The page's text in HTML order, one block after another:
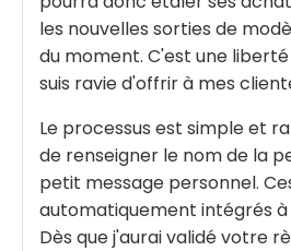
les nouvelles sorties de
du moment. C'est une
suis ravie d'offrir à mes
Le processus est simple et
de renseigner le nom de la
petit message personnel.
automatiquement intégrés
Dès que j'aurai validé votre